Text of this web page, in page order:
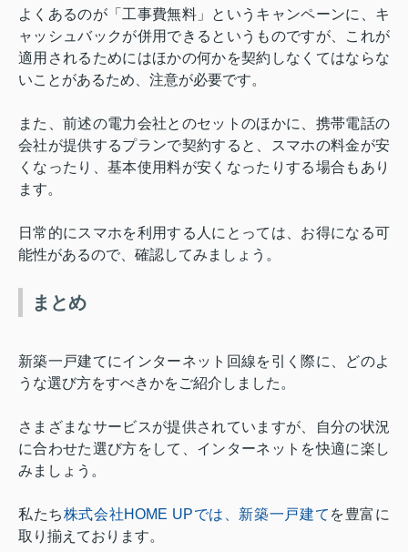
よくあるのが「工事費無料」というキャンペーンに、キ
ャッシュバックが併用できるというものですが、これが
適用されるためにはほかの何かを契約しなくてはならな
いことがあるため、注意が必要です。
また、前述の電力会社とのセットのほかに、携帯電話の
会社が提供するプランで契約すると、スマホの料金が安
くなったり、基本使用料が安くなったりする場合もあり
ます。
日常的にスマホを利用する人にとっては、お得になる可
能性があるので、確認してみましょう。
まとめ
新築一戸建てにインターネット回線を引く際に、どのよ
うな選び方をすべきかをご紹介しました。
さまざまなサービスが提供されていますが、自分の状況
に合わせた選び方をして、インターネットを快適に楽し
みましょう。
私たち株式会社HOME UPでは、新築一戸建て を豊富に
取り揃えております。